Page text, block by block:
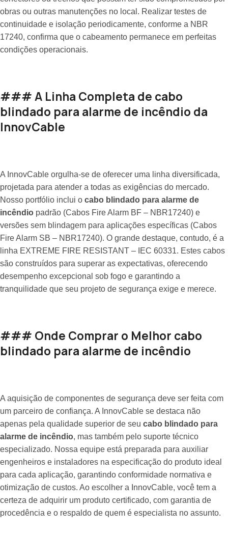
obras ou outras manutenções no local. Realizar testes de
continuidade e isolação periodicamente, conforme a NBR
17240, confirma que o cabeamento permanece em perfeitas
condições operacionais.
### A Linha Completa de cabo
blindado para alarme de incêndio da
InnovCable
A InnovCable orgulha-se de oferecer uma linha diversificada,
projetada para atender a todas as exigências do mercado.
Nosso portfólio inclui o cabo blindado para alarme de
incêndio padrão (Cabos Fire Alarm BF – NBR17240) e
versões sem blindagem para aplicações específicas (Cabos
Fire Alarm SB – NBR17240). O grande destaque, contudo, é a
linha EXTREME FIRE RESISTANT – IEC 60331. Estes cabos
são construídos para superar as expectativas, oferecendo
desempenho excepcional sob fogo e garantindo a
tranquilidade que seu projeto de segurança exige e merece.
### Onde Comprar o Melhor cabo
blindado para alarme de incêndio
A aquisição de componentes de segurança deve ser feita com
um parceiro de confiança. A InnovCable se destaca não
apenas pela qualidade superior de seu cabo blindado para
alarme de incêndio, mas também pelo suporte técnico
especializado. Nossa equipe está preparada para auxiliar
engenheiros e instaladores na especificação do produto ideal
para cada aplicação, garantindo conformidade normativa e
otimização de custos. Ao escolher a InnovCable, você tem a
certeza de adquirir um produto certificado, com garantia de
procedência e o respaldo de quem é especialista no assunto.